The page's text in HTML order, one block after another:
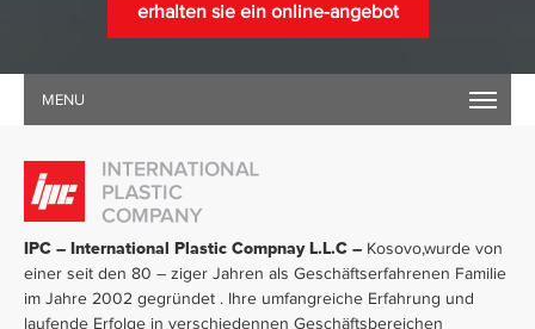
erhalten sie ein online-angebot
MENU
IPC – International Plastic Compnay L.L.C – Kosovo,wurde von
einer seit den 80 – ziger Jahren als Geschäftserfahrenen Familie
im Jahre 2002 gegründet . Ihre umfangreiche Erfahrung und
laufende Erfolge in verschiedennen Geschäftsbereichen